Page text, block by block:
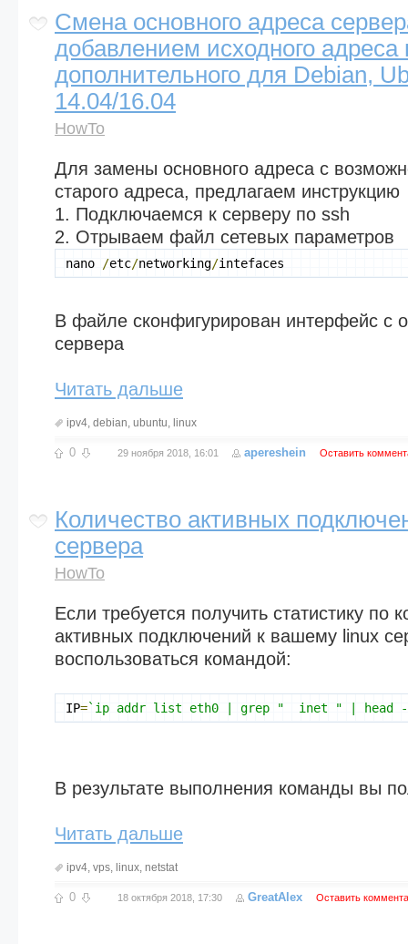
Смена основного адреса
добавлением исходного адреса
дополнительного для Debian,
14.04/16.04
HowTo
Для замены основного адреса с
старого адреса, предлагаем инструкцию
1. Подключаемся к серверу по ssh
2. Отрываем файл сетевых параметров
nano /etc/networking/intefaces
В файле сконфигурирован интерфейс с
сервера
Читать дальше
ipv4, debian, ubuntu, linux
0 29 ноября 2018, 16:01 apereshein Оставить
Количество активных
сервера
HowTo
Если требуется получить статистику по
активных подключений к вашему linux
воспользоваться командой:
IP=`ip addr list eth0 | grep "  inet " |
В результате выполнения команды вы
Читать дальше
ipv4, vps, linux, netstat
0 18 октября 2018, 17:30 GreatAlex Оставить